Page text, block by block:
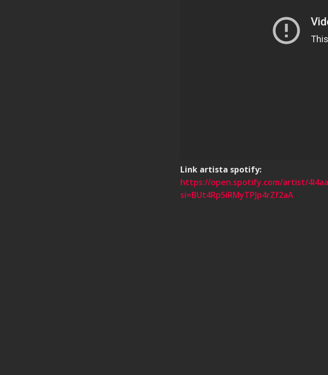
Link artista spotify:
https://open.spotify.com/artist/
si=BUt4Rp5iRMyTPJp4rZf2aA